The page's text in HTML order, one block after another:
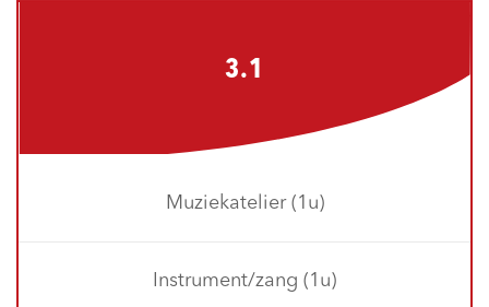
3.1
Muziekatelier (1u)
Instrument/zang (1u)